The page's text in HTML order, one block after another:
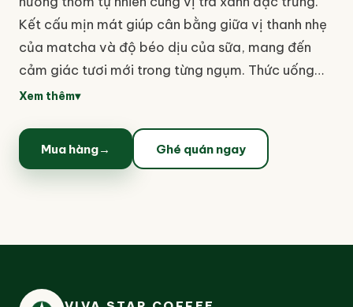
Kết cấu mịn mát giúp cân bằng giữa vị thanh nhẹ
của matcha và độ béo dịu của sữa, mang đến
cảm giác tươi mới trong từng ngụm. Thức uống
phù hợp với những ai yêu thích phong cách sống
trà truyền thống.
Xem thêm▾
Mua hàng→ Ghé quán ngay